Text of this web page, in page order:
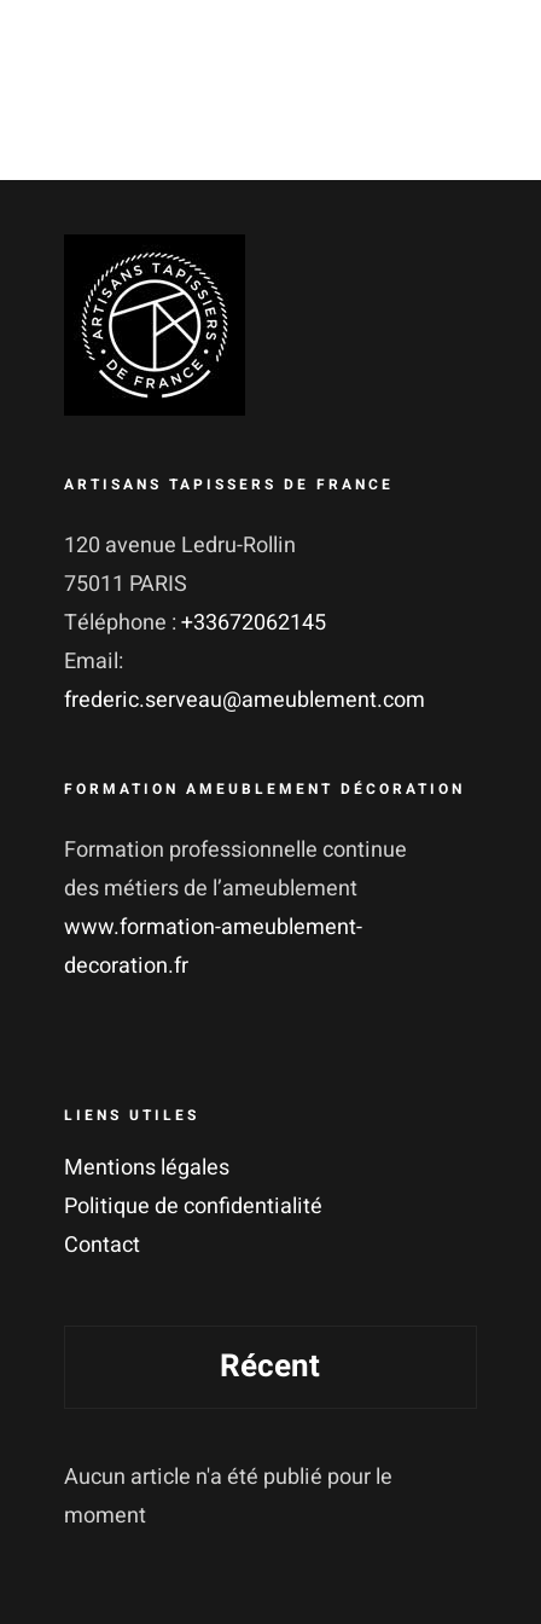
ARTISANS TAPISSERS DE FRANCE
120 avenue Ledru-Rollin
75011 PARIS
Téléphone :+33672062145
Email:
frederic.serveau@ameublement.com
FORMATION AMEUBLEMENT DÉCORATION
Formation professionnelle continue
des métiers de l’ameublement
www.formation-ameublement-
decoration.fr
LIENS UTILES
Mentions légales
Politique de confidentialité
Contact
Récent
Aucun article n'a été publié pour le
moment